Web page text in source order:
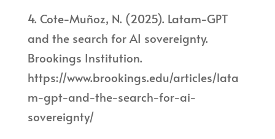
4. Cote-Muñoz, N. (2025). Latam-GPT
and the search for AI sovereignty.
Brookings Institution.
https://www.brookings.edu/articles/lata
m-gpt-and-the-search-for-ai-
sovereignty/